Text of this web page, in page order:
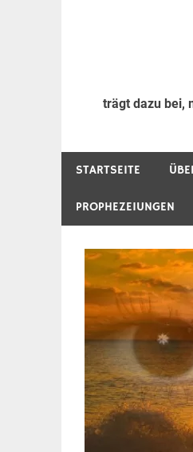
trägt dazu bei,
STARTSEITE
PROPHEZEIUNGEN